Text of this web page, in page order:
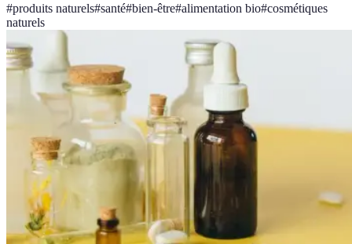
#produits naturels#santé#bien-être#alimentation bio#cosmétiques
naturels